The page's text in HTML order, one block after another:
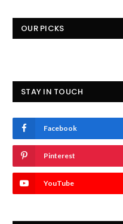
OUR PICKS
STAY IN TOUCH
Facebook
Pinterest
YouTube